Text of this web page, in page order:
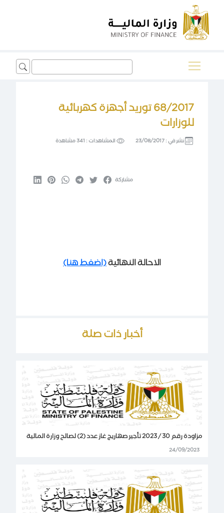
Search
for:
68/2017 توريد أجهزة كهربائية
للوزارات
نشر في :23/08/2017 المشاهدات : 341 مشاهدة
مشاركة
الاحالة النهائية(اضغط هنا)
أخبار ذات صلة
مزاودة رقم 30 / 2023 تأجير صهاريج غاز عدد (2) لصالح وزارة المالية
24/09/2023